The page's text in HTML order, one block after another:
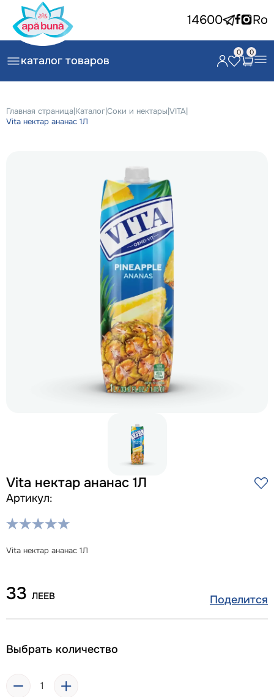
14600 Ro
каталог товаров
0 0
Главная страница|Каталог|Соки и нектары|VITA|
Vita нектар ананас 1Л
Vita нектар ананас 1Л
Артикул:
Vita нектар ананас 1Л
33 ЛЕЕВ Поделится
Выбрать количество